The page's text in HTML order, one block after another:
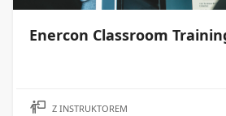
Enercon Classroom
WIĘCEJ
Z INSTRUKTOREM